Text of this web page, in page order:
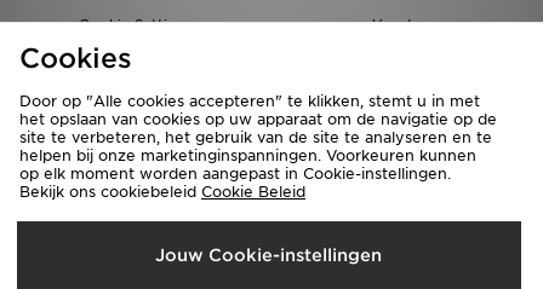
Cookie Settings
Vacatures
Bestellingen en Levering
Verzenden Naar
België
Cookies
Door op "Alle cookies accepteren" te klikken, stemt u in met
het opslaan van cookies op uw apparaat om de navigatie op de
site te verbeteren, het gebruik van de site te analyseren en te
helpen bij onze marketinginspanningen. Voorkeuren kunnen
op elk moment worden aangepast in Cookie-instellingen.
Bekijk ons cookiebeleid Cookie Beleid
Jouw Cookie-instellingen